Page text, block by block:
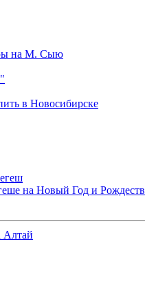
на М. Сыю
в Новосибирске
на Новый Год и